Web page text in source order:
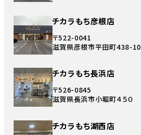
チカラもち彦根店
〒522-0041
滋賀県彦根市平田町438-10
チカラもち長浜店
〒526-0845
滋賀県長浜市小堀町４５０
チカラもち湖西店